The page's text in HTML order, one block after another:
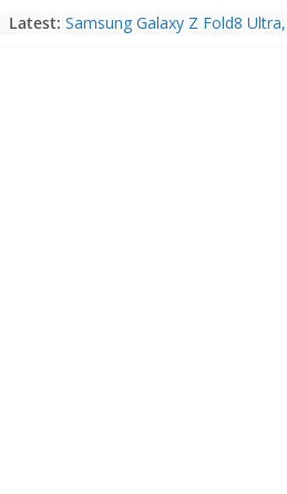
Latest: Samsung Galaxy Z Fold8 Ultra,